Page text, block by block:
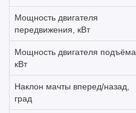
Мощность двигателя
передвижения, кВт
Мощность двигателя подъёма,
кВт
Наклон мачты вперед/назад,
град